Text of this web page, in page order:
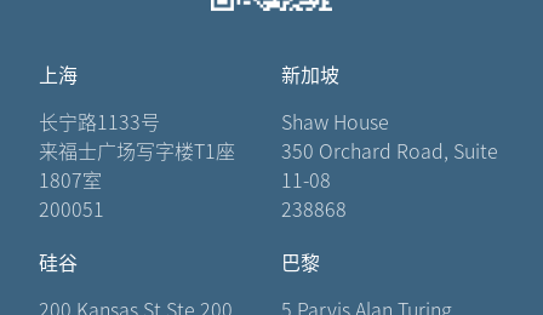
上海
长宁路1133号
来福士广场写字楼T1座
1807室
200051
新加坡
Shaw House
350 Orchard Road, Suite
11-08
238868
硅谷
200 Kansas St Ste 200
巴黎
5 Parvis Alan Turing